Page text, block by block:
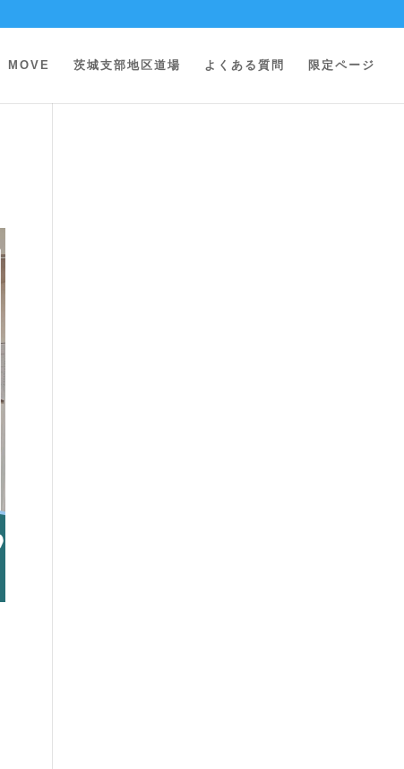
MOVE 茨城支部地区道場 よくある質問 限定ページ